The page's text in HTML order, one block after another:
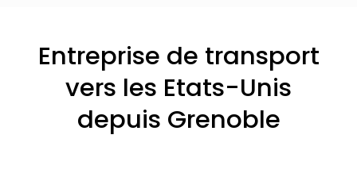
Entreprise de transport
vers les Etats-Unis
depuis Grenoble